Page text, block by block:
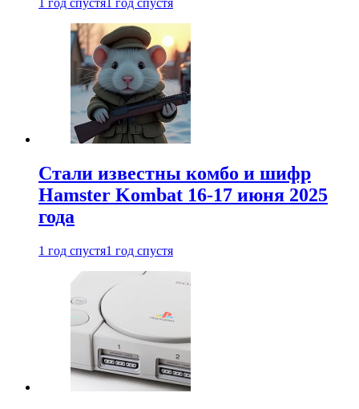
1 год спустя1 год спустя
Стали известны комбо и шифр
Hamster Kombat 16-17 июня 2025
года
1 год спустя1 год спустя